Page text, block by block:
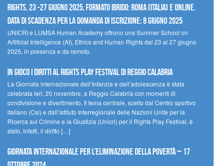
Rights, 23 -27 giugno 2025, Formato Ibrido: Roma (Italia) e online.
Data di scadenza per la domanda di iscrizione: 8 giugno 2025
UNICRI e LUMSA Human Academy offrono una Summer School on
Artificial Intelligence (AI), Ethics and Human Rights dal 23 al 27 giugno
2025, in presenza e da remoto.
In gioco i diritti al Rights Play Festival di Reggio Calabria
La Giornata internazionale dell’Infanzia e dell’adolescenza è stata
celebrata ieri, 20 novembre, a Reggio Calabria con momenti di
condivisione e divertimento. Il tema centrale, scelto dal Centro sportivo
italiano (Csi) e dall’Istituto Interregionale delle Nazioni Unite per la
Ricerca sul Crimine e la Giustizia (Unicri) per il Rights Play Festival, è
stato, infatti, il diritto […]
Giornata internazionale per l’eliminazione della povertà – 17